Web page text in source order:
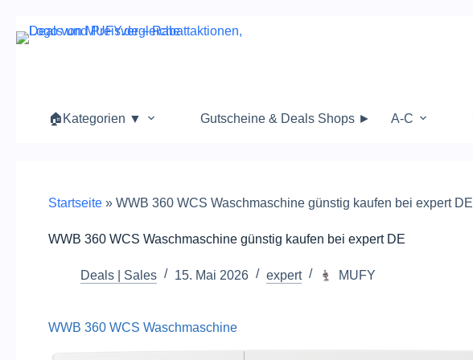
Zum
Inhalt
🏠Kategorien ▼ Gutscheine & Deals Shops ► A-C
Startseite » WWB 360 WCS Waschmaschine günstig kaufen bei expert DE
WWB 360 WCS Waschmaschine günstig kaufen bei expert DE
Deals | Sales 15. Mai 2026 expert MUFY
WWB 360 WCS Waschmaschine